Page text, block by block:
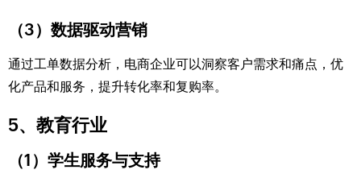
（3）数据驱动营销
通过工单数据分析，电商企业可以洞察客户需求和痛点，优
化产品和服务，提升转化率和复购率。
5、教育行业
（1）学生服务与支持